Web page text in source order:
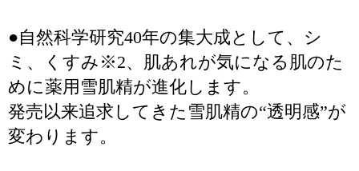
●自然科学研究40年の集大成として、シ
ミ、くすみ※2、肌あれが気になる肌のた
めに薬用雪肌精が進化します。
発売以来追求してきた雪肌精の“透明感”が
変わります。